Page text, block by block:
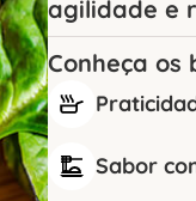
agilidade e
Conheça os
Sabor